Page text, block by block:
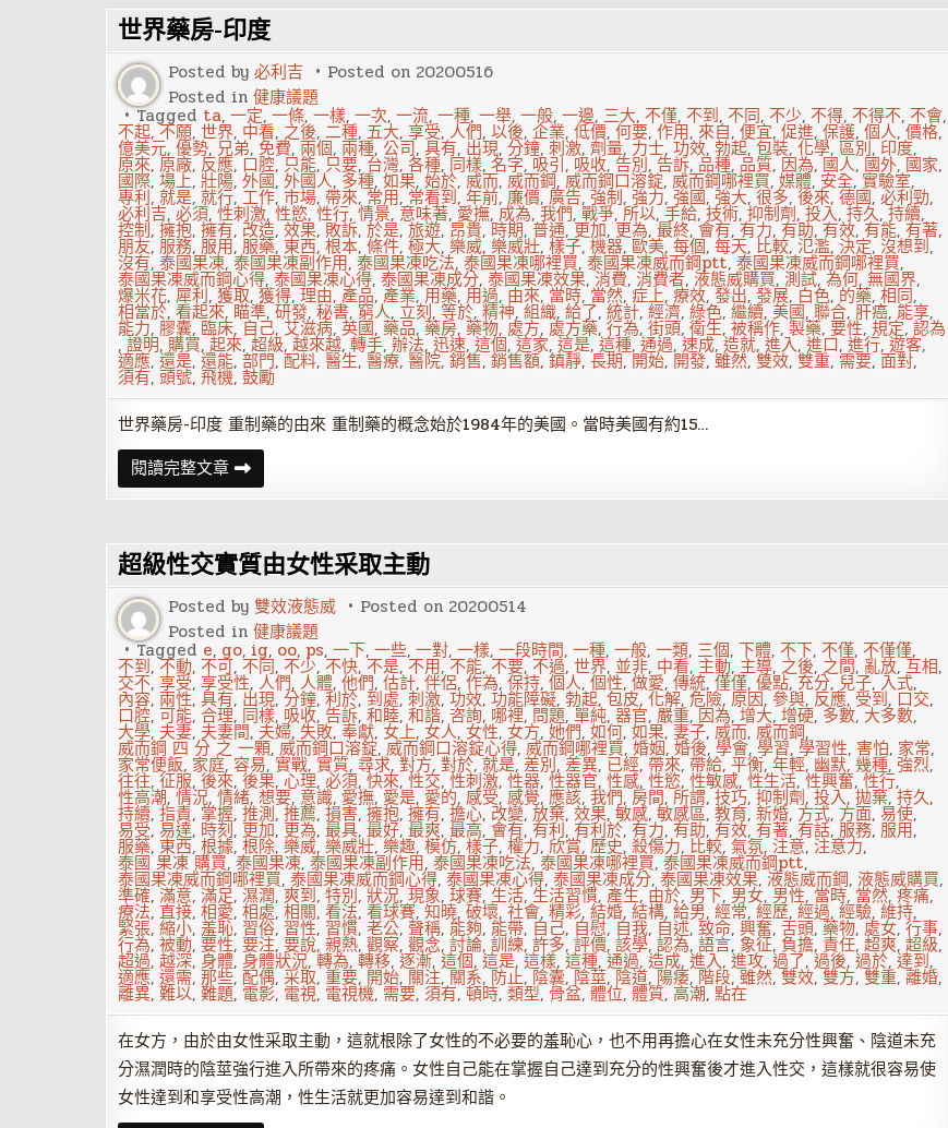
與
不
該
做
的
十
件
事
世界藥房-印度
Posted by 必利吉 Posted on 20200516
Posted in 健康議題
Tagged ta, 一定, 一條, 一樣, 一次, 一流, 一種, 一舉, 一般, 一邊, 三大, 不僅, 不到, 不同, 不少, 不得, 不得不, 不會,
不起,不願, 世界, 中看, 之後, 二種, 五大, 享受, 人們, 以後, 企業, 低價, 何要,作用,來自,便宜,促進,保護,個人,價格,
億美元, 優勢, 兄弟, 免費,兩個, 兩種, 公司, 具有, 出現, 分鐘, 刺激,劑量,力士, 功效, 勃起,包裝, 化學, 區別,印度,
原來, 原廠,反應,口腔, 只能,只要,台灣, 各種,同樣,名字,吸引,吸收, 告別, 告訴,品種, 品質,因為,國人,國外,國家,
國際, 場上, 壯陽, 外國, 外國人,多種,如果,始於,威而,威而鋼,威而鋼口溶錠,威而鋼哪裡買,媒體, 安全,實驗室,
專利, 就是, 就行, 工作, 市場, 帶來,常用,常看到, 年前, 廉價,廣告,強制,強力,強國,強大,很多,後來,德國,必利勁,
必利吉,必須,性刺激, 性慾,性行, 情景,意味著, 愛撫,成為,我們,戰爭,所以,手給,技術,抑制劑,投入,持久,持續,
控制,擁抱,擁有,改造,效果,敗訴,於是,旅遊,昂貴,時期,普通,更加,更為,最終,會有,有力,有助,有效,有能,有著,
朋友, 服務, 服用, 服藥, 東西, 根本, 條件, 極大, 樂威, 樂威壯,樣子,機器,歐美,每個,每天,比較,氾濫,決定,沒想到,
沒有, 泰國果凍,泰國果凍副作用, 泰國果凍吃法, 泰國果凍哪裡買,泰國果凍威而鋼ptt,泰國果凍威而鋼哪裡買,
泰國果凍威而鋼心得, 泰國果凍心得,泰國果凍成分,泰國果凍效果,消費, 消費者,液態威購買, 測試,為何,無國界,
爆米花,犀利,獲取, 獲得, 理由,產品, 產業,用藥,用過,由來,當時,當然,症上, 療效,發出,發展,白色,的藥,相同,
相當於, 看起來,瞄準,研發, 秘書, 窮人, 立刻,等於,精神,組織,給了,統計, 經濟,綠色,繼續,美國,聯合,肝癌,能享,
能力,膠囊, 臨床,自己,艾滋病,英國, 藥品, 藥房,藥物,處方,處方藥, 行為, 街頭, 衛生, 被稱作,製藥,要性,規定,認為
,證明,購買,起來,超級,越來越, 轉手,辦法,迅速,這個,這家,這是,這種,通過,速成,造就,進入,進口,進行,遊客,
適應,還是,還能, 部門,配料, 醫生,醫療,醫院,銷售,銷售額,鎮靜, 長期,開始,開發,雖然,雙效,雙重,需要,面對,
須有, 頭號, 飛機, 鼓勵
世界藥房-印度 重制藥的由來 重制藥的概念始於1984年的美國。當時美國有約15…
閱讀完整文章世
界
藥
度
超級性交實質由女性采取主動
Posted by 雙效液態威 Posted on 20200514
Posted in 健康議題
Tagged e, go, ig, oo, ps, 一下, 一些, 一對, 一樣, 一段時間, 一種, 一般, 一類, 三個, 下體, 不下, 不僅, 不僅僅,
不到,不動, 不可, 不同, 不少,不快,不是,不用,不能,不要,不過, 世界, 並非, 中看, 主動, 主導, 之後, 之間, 亂放,互相,
交不, 享受, 享受性, 人們, 人體, 他們, 估計, 伴侶, 作為, 保持, 個人, 個性, 做愛, 傳統, 僅僅, 優點,充分,兒子,入式,
內容, 兩性, 具有, 出現,分鐘,利於,到處, 刺激,功效,功能障礙,勃起,包皮,化解,危險,原因,參與, 反應,受到,口交,
口腔, 可能, 合理, 同樣, 吸收, 告訴, 和睦, 和諧, 咨詢, 哪裡, 問題,單純, 器官,嚴重,因為,增大,增硬,多數, 大多數,
大學, 夫妻, 夫妻間,夫婦,失敗,奉獻, 女上, 女人,女性,女方,她們, 如何,如果,妻子,威而,威而鋼,
威而鋼 四 分 之 一顆,威而鋼口溶錠,威而鋼口溶錠心得,威而鋼哪裡買, 婚姻, 婚後,學會,學習,學習性, 害怕, 家常,
家常便飯, 家庭,容易,實戰,實質,尋求,對方,對於,就是,差別,差異, 已經,帶來,帶給, 平衡, 年輕, 幽默, 幾種, 強烈,
往往,征服,後來,後果,心理,必須,快來, 性交, 性刺激, 性器,性器官, 性感, 性慾, 性敏感, 性生活, 性興奮,性行,
性高潮, 情況,情緒,想要, 意識,愛撫,愛是, 愛的, 感受, 感覺, 應該,我們,房間,所謂,技巧,抑制劑,投入,拋棄,持久,
持續,指責,掌握,推測,推薦, 損害,擁抱, 擁有, 擔心, 改變,放棄,效果,敏感, 敏感區, 教育, 新婚,方式, 方面,易使,
易受, 易達, 時刻, 更加, 更為, 最具, 最好, 最爽, 最高, 會有, 有利, 有利於,有力,有助, 有效, 有著, 有話, 服務, 服用,
服藥, 東西, 根據, 根除, 樂威, 樂威壯,樂趣,模仿,樣子,權力,欣賞,歷史, 殺傷力,比較,氣氛,注意,注意力,
泰國 果凍 購買,泰國果凍,泰國果凍副作用,泰國果凍吃法,泰國果凍哪裡買,泰國果凍威而鋼ptt,
泰國果凍威而鋼哪裡買,泰國果凍威而鋼心得,泰國果凍心得,泰國果凍成分,泰國果凍效果,液態威而鋼, 液態威購買,
準確,滿意,滿足,濕潤,爽到,特別,狀況,現象,球賽,生活,生活習慣, 產生,由於, 男下,男女,男性,當時, 當然,疼痛,
療法, 直接, 相愛, 相處, 相關, 看法, 看球賽,知曉,破壞, 社會, 精彩,結婚, 結構,給男,經常,經歷,經過, 經驗,維持,
緊張, 縮小, 羞恥, 習俗, 習性, 習慣, 老公,聲稱,能夠,能帶, 自己,自慰,自我,自述,致命,興奮, 舌頭,藥物,處女,行事,
行為, 被動, 要性, 要注, 要說, 親熱, 觀察, 觀念, 討論, 訓練, 許多, 評價, 該學, 認為, 語言, 象征, 負擔, 責任, 超爽, 超級,
超過, 越深, 身體, 身體狀況,轉為,轉移,逐漸,這個,這是,這樣, 這種,通過, 造成,進入,進攻, 過了,過後, 過於,達到,
適應, 還需, 那些, 配偶,采取,重要,開始,關注,關系,防止,陰囊,陰莖,陰道,陽痿,階段,雖然,雙效,雙方,雙重,離婚,
離異, 難以, 難題, 電影, 電視, 電視機,需要,須有,頓時,類型,骨盆,體位,體質,高潮,點在
在女方，由於由女性采取主動，這就根除了女性的不必要的羞恥心，也不用再擔心在女性未充分性興奮、陰道未充
分濕潤時的陰莖強行進入所帶來的疼痛。女性自己能在掌握自己達到充分的性興奮後才進入性交，這樣就很容易使
女性達到和享受性高潮，性生活就更加容易達到和諧。